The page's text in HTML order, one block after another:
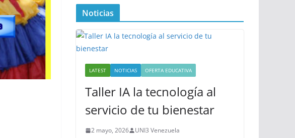
Noticias
LATEST NOTICIAS OFERTA EDUCATIVA
Taller IA la tecnología al
servicio de tu bienestar
2 mayo, 2026 UNI3 Venezuela